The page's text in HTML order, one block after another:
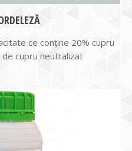
ce conține 20% cupru
cupru neutralizat